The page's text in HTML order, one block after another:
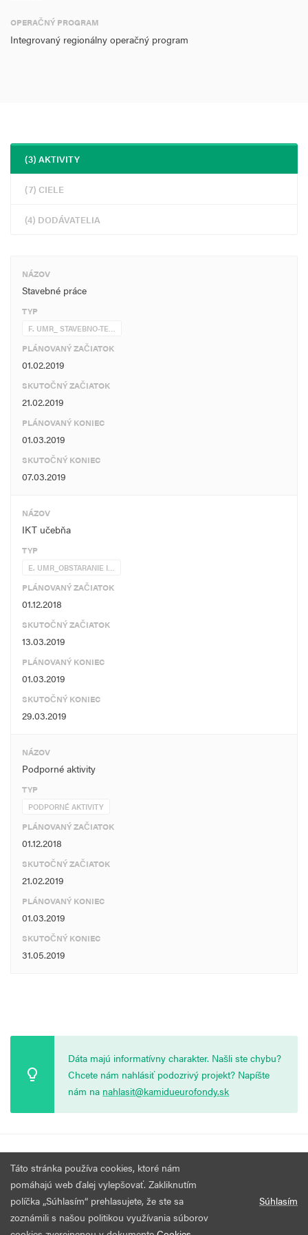
OPERAČNÝ PROGRAM
Integrovaný regionálny operačný program
(3) AKTIVITY
(7) CIELE
(4) DODÁVATELIA
NÁZOV
Stavebné práce
TYP
F. UMR_ STAVEBNO-TE…
PLÁNOVANÝ ZAČIATOK
01.02.2019
SKUTOČNÝ ZAČIATOK
21.02.2019
PLÁNOVANÝ KONIEC
01.03.2019
SKUTOČNÝ KONIEC
07.03.2019
NÁZOV
IKT učebňa
TYP
E. UMR_OBSTARANIE I…
PLÁNOVANÝ ZAČIATOK
01.12.2018
SKUTOČNÝ ZAČIATOK
13.03.2019
PLÁNOVANÝ KONIEC
01.03.2019
SKUTOČNÝ KONIEC
29.03.2019
NÁZOV
Podporné aktivity
TYP
PODPORNÉ AKTIVITY
PLÁNOVANÝ ZAČIATOK
01.12.2018
SKUTOČNÝ ZAČIATOK
21.02.2019
PLÁNOVANÝ KONIEC
01.03.2019
SKUTOČNÝ KONIEC
31.05.2019
Dáta majú informatívny charakter. Našli ste chybu?
Chcete nám nahlásiť podozrivý projekt? Napíšte
nám na nahlasit@kamidueurofondy.sk
Všetky práva vyhradené.
Táto stránka používa cookies, ktoré nám
pomáhajú web ďalej vylepšovať. Zakliknutím
políčka „Súhlasím“ prehlasujete, že ste sa
zoznámili s našou politikou využívania súborov
Súhlasím